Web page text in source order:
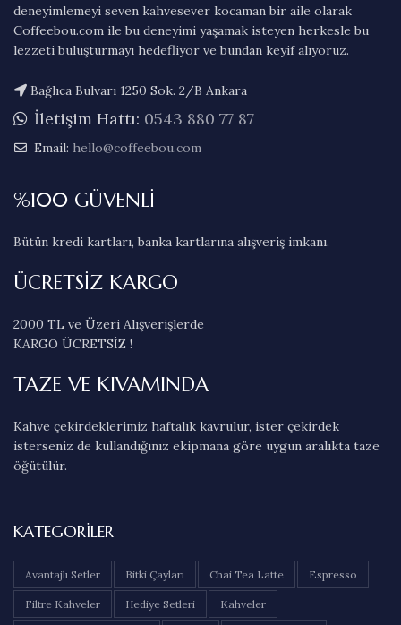
deneyimlemeyi seven kahvesever kocaman bir aile olarak
Coffeebou.com ile bu deneyimi yaşamak isteyen herkesle bu
lezzeti buluşturmayı hedefliyor ve bundan keyif alıyoruz.
Bağlıca Bulvarı 1250 Sok. 2/B Ankara
İletişim Hattı: 0543 880 77 87
Email: hello@coffeebou.com
%100 GÜVENLİ
Bütün kredi kartları, banka kartlarına alışveriş imkanı.
ÜCRETSİZ KARGO
2000 TL ve Üzeri Alışverişlerde
KARGO ÜCRETSİZ !
TAZE VE KIVAMINDA
Kahve çekirdeklerimiz haftalık kavrulur, ister çekirdek
isterseniz de kullandığınız ekipmana göre uygun aralıkta taze
öğütülür.
KATEGORILER
Avantajlı Setler Bitki Çayları Chai Tea Latte Espresso
Filtre Kahveler Hediye Setleri Kahveler